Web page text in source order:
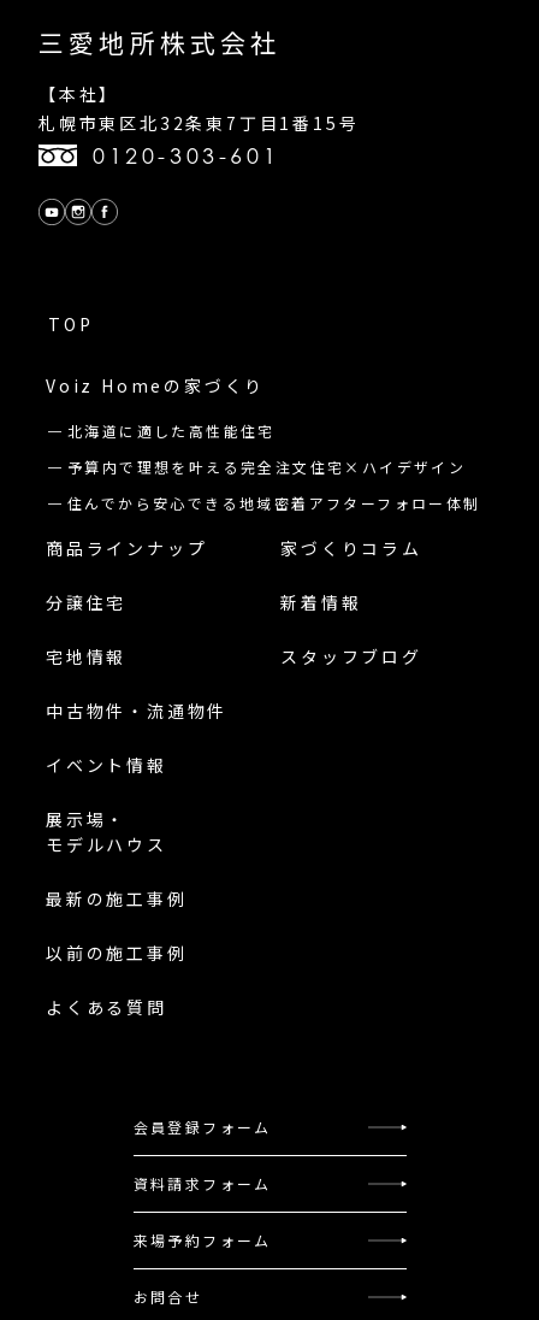
三愛地所株式会社
【本社】
札幌市東区北32条東7丁目1番15号
0120-303-601
TOP
Voiz Homeの 家づくり
北海道に適した高性能住宅
予算内で理想を叶える完全注文住宅×ハイデザイン
住んでから安心できる地域密着アフターフォロー体制
商品ラインナップ
分譲住宅
宅地情報
中古物件・流通物件
イベント情報
展示場・
モデルハウス
最新の施工事例
以前の施工事例
よくある質問
家づくりコラム
新着情報
スタッフブログ
会員登録フォーム
資料請求フォーム
来場予約フォーム
お問合せ